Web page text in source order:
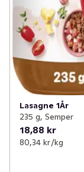
Lasagne 1År
235 g, Semper
18,88 kr
80,34 kr /kg